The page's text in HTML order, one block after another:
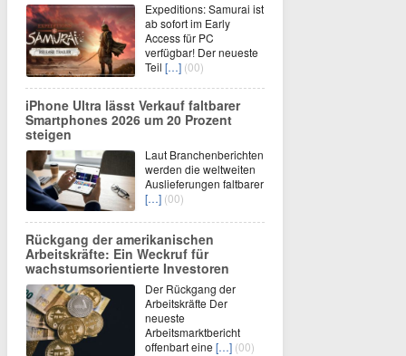
Expeditions: Samurai ist
ab sofort im Early
Access für PC
verfügbar! Der neueste
Teil […] (00)
iPhone Ultra lässt Verkauf faltbarer
Smartphones 2026 um 20 Prozent
steigen
Laut Branchenberichten
werden die weltweiten
Auslieferungen faltbarer
[…] (00)
Rückgang der amerikanischen
Arbeitskräfte: Ein Weckruf für
wachstumsorientierte Investoren
Der Rückgang der
Arbeitskräfte Der
neueste
Arbeitsmarktbericht
offenbart eine […] (00)